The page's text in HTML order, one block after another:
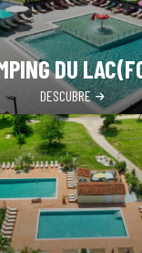
DU
DESCUBRE